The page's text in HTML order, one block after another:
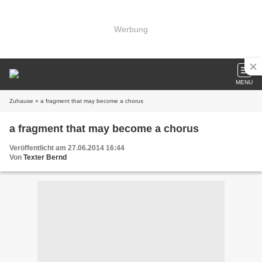
Werbung
MENU
Zuhause » a fragment that may become a chorus
a fragment that may become a chorus
Veröffentlicht am 27.06.2014 16:44
Von Texter Bernd